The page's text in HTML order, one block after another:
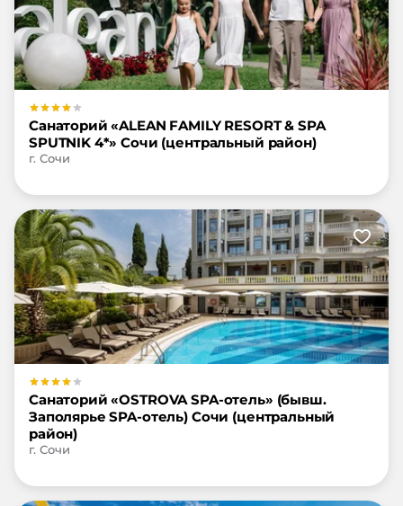
Санаторий «ALEAN FAMILY RESORT & SPA
SPUTNIK 4*» Сочи (центральный район)
г. Сочи
Санаторий «OSTROVA SPA-отель» (бывш.
Заполярье SPA-отель) Сочи (центральный
район)
г. Сочи